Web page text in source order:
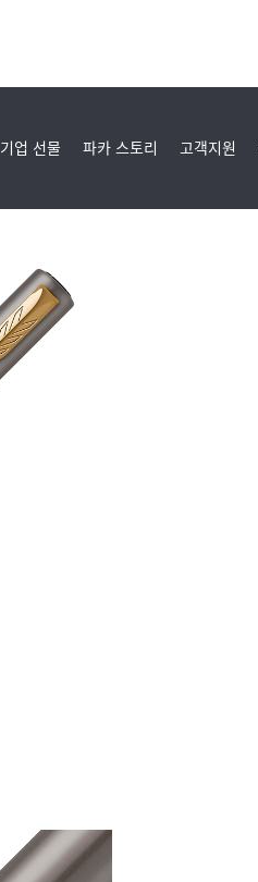
기업 선물 파카 스토리 고객지원